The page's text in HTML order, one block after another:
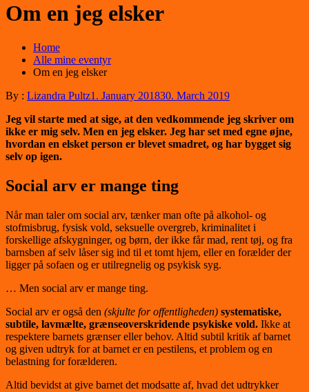
Om en jeg elsker
Home
Alle mine eventyr
Om en jeg elsker
By : Lizandra Pultz1. January 201830. March 2019
Jeg vil starte med at sige, at den vedkommende jeg skriver om
ikke er mig selv. Men en jeg elsker. Jeg har set med egne øjne,
hvordan en elsket person er blevet smadret, og har bygget sig
selv op igen.
Social arv er mange ting
Når man taler om social arv, tænker man ofte på alkohol- og
stofmisbrug, fysisk vold, seksuelle overgreb, kriminalitet i
forskellige afskygninger, og børn, der ikke får mad, rent tøj, og fra
barnsben af selv låser sig ind til et tomt hjem, eller en forælder der
ligger på sofaen og er utilregnelig og psykisk syg.
… Men social arv er mange ting.
Social arv er også den (skjulte for offentligheden) systematiske,
subtile, lavmælte, grænseoverskridende psykiske vold. Ikke at
respektere barnets grænser eller behov. Altid subtil kritik af barnet
og given udtryk for at barnet er en pestilens, et problem og en
belastning for forælderen.
Altid bevidst at give barnet det modsatte af, hvad det udtrykker